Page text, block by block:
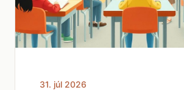
31. júl 2026